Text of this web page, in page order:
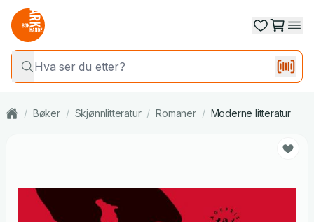
/ Bøker / Skjønnlitteratur / Romaner / Moderne litteratur